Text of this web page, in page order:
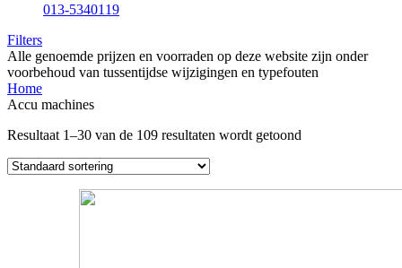
013-5340119
Filters
Alle genoemde prijzen en voorraden op deze website zijn onder
voorbehoud van tussentijdse wijzigingen en typefouten
Home
Accu machines
Resultaat 1–30 van de 109 resultaten wordt getoond